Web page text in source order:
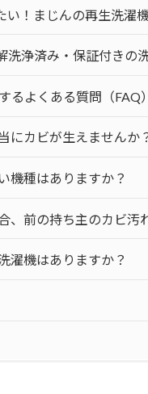
い！まじんの再生洗濯
洗浄済み・保証付きの
るよくある質問（FAQ）
にカビが生えませんか
機種はありますか？
、前の持ち主のカビ汚
濯機はありますか？